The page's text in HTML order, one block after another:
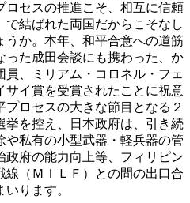
ロセスの推進こそ、相互に信頼
で結ばれた両国だからこそなし
うか。本年、和平合意への道筋
った成田会談にも携わった、か
、ミリアム・コロネル・フェ
サイ賞を受賞されたことに祝意
ロセスの大きな節目となる２
挙を控え、日本政府は、引き続
や私有の小型武器・軽兵器の管
府の能力向上等、フィリピン
（ＭＩＬＦ）との間の出口合
ります。